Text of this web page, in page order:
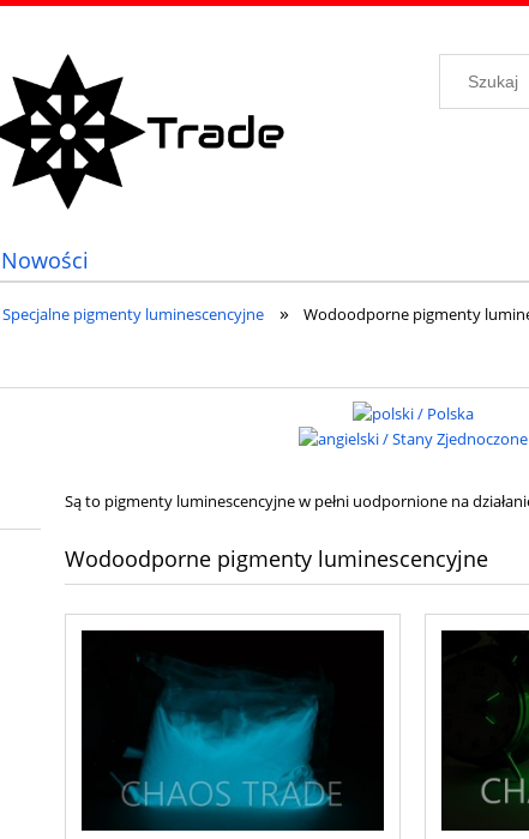
Nowości
Specjalne pigmenty luminescencyjne » Wodoodporne pigmenty
Są to pigmenty luminescencyjne w pełni uodpornione na
Wodoodporne pigmenty luminescencyjne